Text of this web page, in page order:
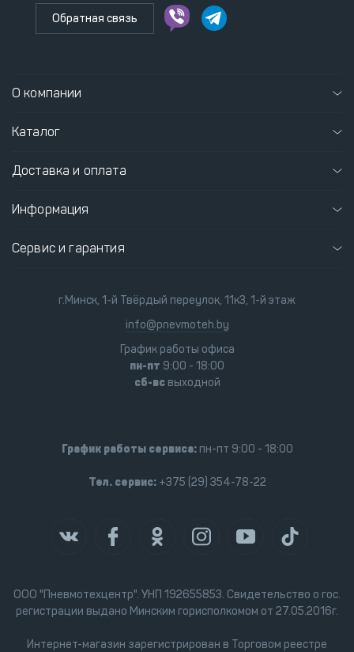
Обратная связь
О компании
Каталог
Доставка и оплата
Информация
Сервис и гарантия
ООО "Пневмотехцентр". УНП 192655853. Свидетельство о гос.
регистрации выдано Минским горисполкомом от 27.05.2016г.
Интернет-магазин зарегистрирован в Торговом реестре
г.Минск, 1-й Твёрдый переулок, 11к3, 1-й этаж
info@pnevmoteh.by
График работы офиса
пн-пт 9:00 - 18:00
сб-всвыходной
График работы сервиса:пн-пт 9:00 - 18:00
Тел. сервис:+375 (29) 354-78-22